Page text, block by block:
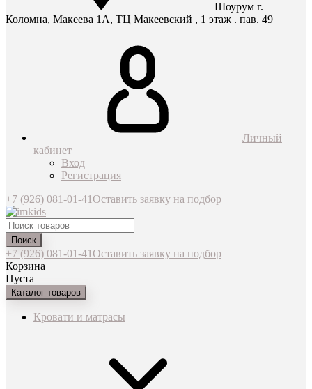
Шоурум г.
Коломна, Макеева 1А, ТЦ Макеевский , 1 этаж . пав. 49
Личный
кабинет
Вход
Регистрация
+7 (926) 081-01-41Оставить заявку на подбор
Поиск
+7 (926) 081-01-41Оставить заявку на подбор
Корзина
Пуста
Каталог товаров
Кровати и матрасы